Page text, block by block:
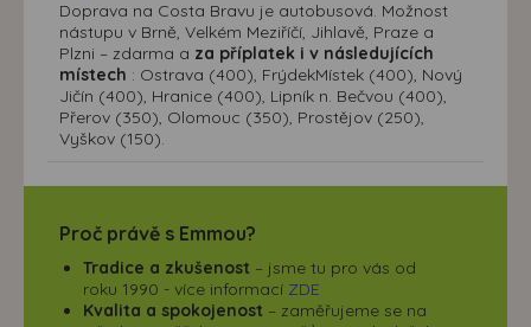
Doprava na Costa Bravu je autobusová. Možnost
nástupu v Brně, Velkém Meziříčí, Jihlavě, Praze a
Plzni – zdarma a za příplatek i v následujících
místech : Ostrava (400), FrýdekMístek (400), Nový
Jičín (400), Hranice (400), Lipník n. Bečvou (400),
Přerov (350), Olomouc (350), Prostějov (250),
Vyškov (150).
Proč právě s Emmou?
Tradice a zkušenost – jsme tu pro vás od
roku 1990 - více informací ZDE
Kvalita a spokojenost – zaměřujeme se na